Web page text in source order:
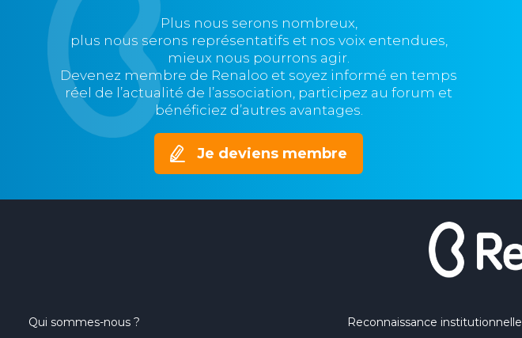
Plus nous serons nombreux,
plus nous serons représentatifs et nos voix entendues,
mieux nous pourrons agir.
Devenez membre de Renaloo et soyez informé en temps
réel de l’actualité de l’association, participez au forum et
bénéficiez d’autres avantages.
Je deviens membre
Qui sommes-nous ?
Reconnaissance institutionnelle